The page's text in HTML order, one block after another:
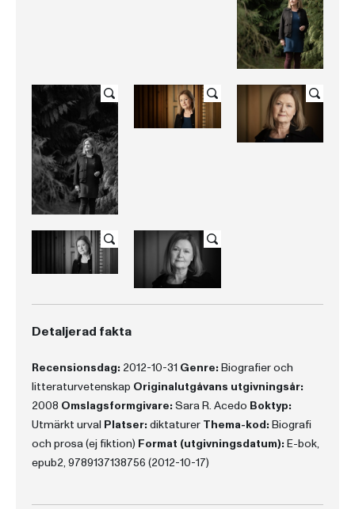
Detaljerad fakta
Recensionsdag: 2012-10-31 Genre: Biografier och
litteraturvetenskap Originalutgåvans utgivningsår:
2008 Omslagsformgivare: Sara R. Acedo Boktyp:
Utmärkt urval Platser: diktaturer Thema-kod: Biografi
och prosa (ej fiktion) Format (utgivningsdatum): E-bok,
epub2, 9789137138756 (2012-10-17)